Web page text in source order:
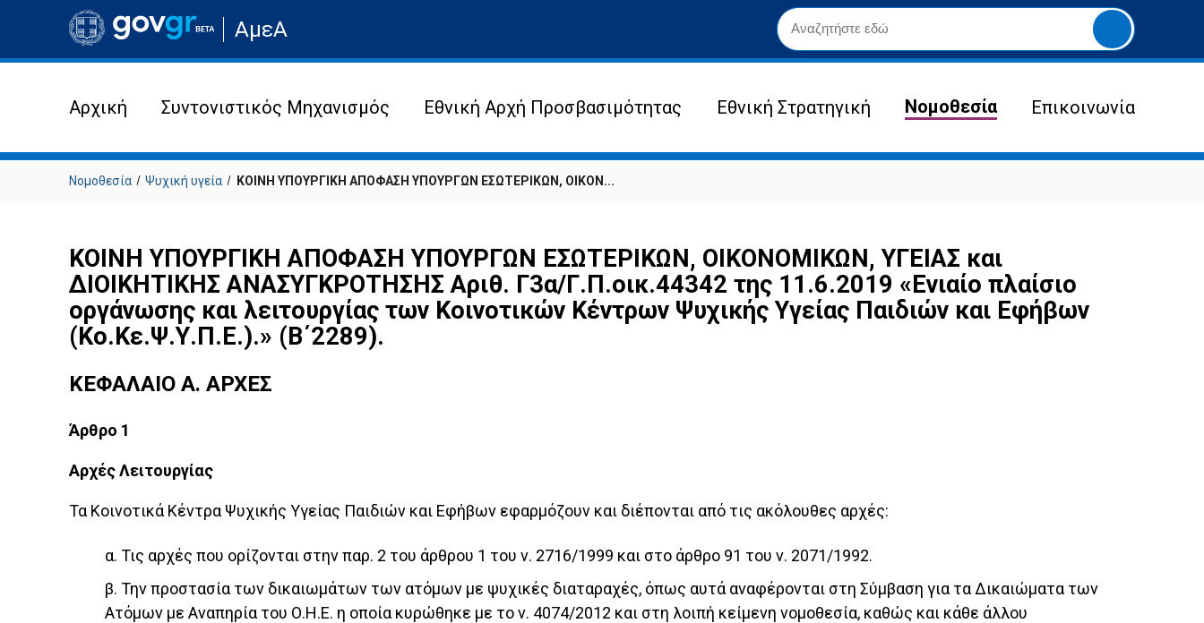
Μετάβαση
στην
σελίδα
ιστότοπου
ΑμεΑ
Yποβολή
αναζήτησης
Αρχική Συντονιστικός Μηχανισμός Εθνική Αρχή Προσβασιμότητας Εθνική Στρατηγική Νομοθεσία Επικοινωνία
Νομοθεσία Ψυχική υγεία ΚΟΙΝΗ ΥΠΟΥΡΓΙΚΗ ΑΠΟΦΑΣΗ ΥΠΟΥΡΓΩΝ ΕΣΩΤΕΡΙΚΩΝ, ΟΙΚΟΝ...
ΚΟΙΝΗ ΥΠΟΥΡΓΙΚΗ ΑΠΟΦΑΣΗ ΥΠΟΥΡΓΩΝ ΕΣΩΤΕΡΙΚΩΝ, ΟΙΚΟΝΟΜΙΚΩΝ, ΥΓΕΙΑΣ και
ΔΙΟΙΚΗΤΙΚΗΣ ΑΝΑΣΥΓΚΡΟΤΗΣΗΣ Αριθ. Γ3α/Γ.Π.οικ.44342 της 11.6.2019 «Ενιαίο πλαίσιο
οργάνωσης και λειτουργίας των Κοινοτικών Κέντρων Ψυχικής Υγείας Παιδιών και Εφήβων
(Κο.Κε.Ψ.Υ.Π.Ε.).» (Β΄2289).
ΚΕΦΑΛΑΙΟ Α. ΑΡΧΕΣ
Άρθρο 1
Αρχές Λειτουργίας
Τα Κοινοτικά Κέντρα Ψυχικής Υγείας Παιδιών και Εφήβων εφαρμόζουν και διέπονται από τις ακόλουθες αρχές:
α. Τις αρχές που ορίζονται στην παρ. 2 του άρθρου 1 του ν. 2716/1999 και στο άρθρο 91 του ν. 2071/1992.
β. Την προστασία των δικαιωμάτων των ατόμων με ψυχικές διαταραχές, όπως αυτά αναφέρονται στη Σύμβαση για τα Δικαιώματα των
Ατόμων με Αναπηρία του Ο.Η.Ε. η οποία κυρώθηκε με το ν. 4074/2012 και στη λοιπή κείμενη νομοθεσία, καθώς και κάθε άλλου